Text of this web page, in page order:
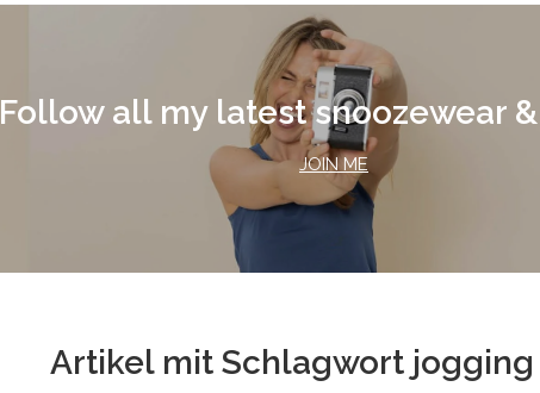
Follow all my latest snoozewear
JOIN ME
Artikel mit Schlagwort jogging